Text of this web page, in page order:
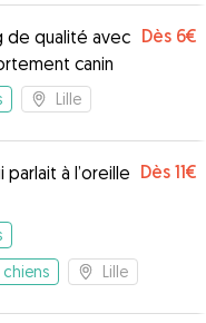
de qualité avec
canin
Dès 6€
Lille
à l’oreille Dès 11€
Lille